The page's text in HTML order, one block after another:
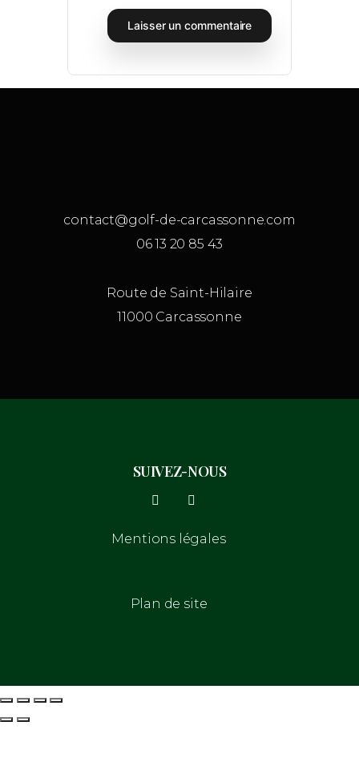
contact@golf-de-carcassonne.com
06 13 20 85 43
Route de Saint-Hilaire
11000 Carcassonne
SUIVEZ-NOUS
Mentions légales
Plan de site